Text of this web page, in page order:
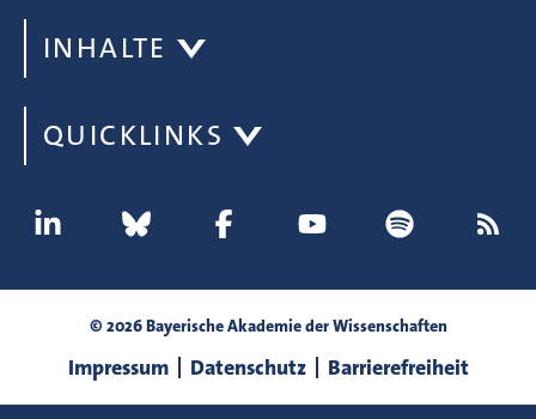
INHALTE
QUICKLINKS
© 2026 Bayerische Akademie der Wissenschaften
Impressum Datenschutz Barrierefreiheit